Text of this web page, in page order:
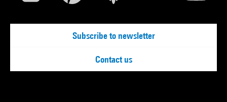
Subscribe to newsletter
Contact us